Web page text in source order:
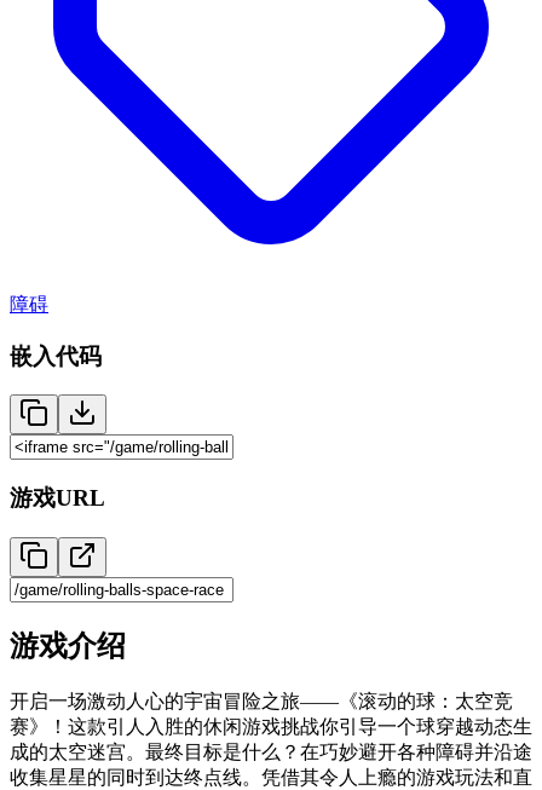
障碍
嵌入代码
游戏URL
游戏介绍
开启一场激动人心的宇宙冒险之旅——《滚动的球：太空竞
赛》！这款引人入胜的休闲游戏挑战你引导一个球穿越动态生
成的太空迷宫。最终目标是什么？在巧妙避开各种障碍并沿途
收集星星的同时到达终点线。凭借其令人上瘾的游戏玩法和直